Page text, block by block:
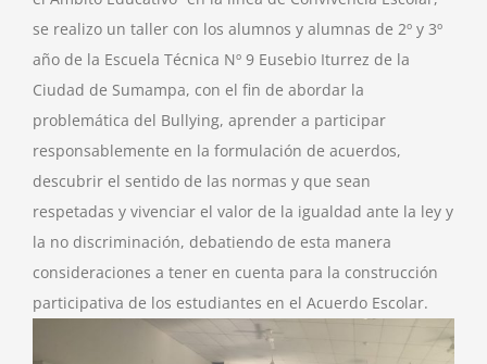
se realizo un taller con los alumnos y alumnas de 2º y 3º
año de la Escuela Técnica Nº 9 Eusebio Iturrez de la
Ciudad de Sumampa, con el fin de abordar la
problemática del Bullying, aprender a participar
responsablemente en la formulación de acuerdos,
descubrir el sentido de las normas y que sean
respetadas y vivenciar el valor de la igualdad ante la ley y
la no discriminación, debatiendo de esta manera
consideraciones a tener en cuenta para la construcción
participativa de los estudiantes en el Acuerdo Escolar.